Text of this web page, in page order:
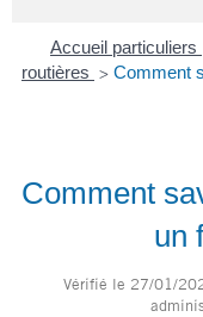
Accueil particuliers
routières > Comment
Comment
un
Vérifié le 27/01/